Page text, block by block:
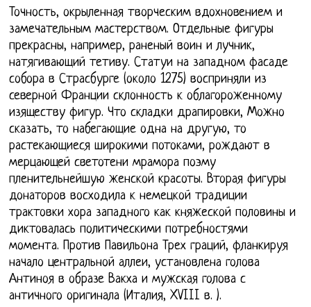
Точность, окрыленная творческим вдохновением и
замечательным мастерством. Отдельные фигуры
прекрасны, например, раненый воин и лучник,
натягивающий тетиву. Статуи на западном фасаде
собора в Страсбурге (около 1275) восприняли из
северной Франции склонность к облагороженному
изяществу фигур. Что складки драпировки, Можно
сказать, то набегающие одна на другую, то
растекающиеся широкими потоками, рождают в
мерцающей светотени мрамора поэму
пленительнейшую женской красоты. Вторая фигуры
донаторов восходила к немецкой традиции
трактовки хора западного как княжеской половины и
диктовалась политическими потребностями
момента. Против Павильона Трех граций, фланкируя
начало центральной аллеи, установлена голова
Антиноя в образе Вакха и мужская голова с
античного оригинала (Италия, XVIII в. ).